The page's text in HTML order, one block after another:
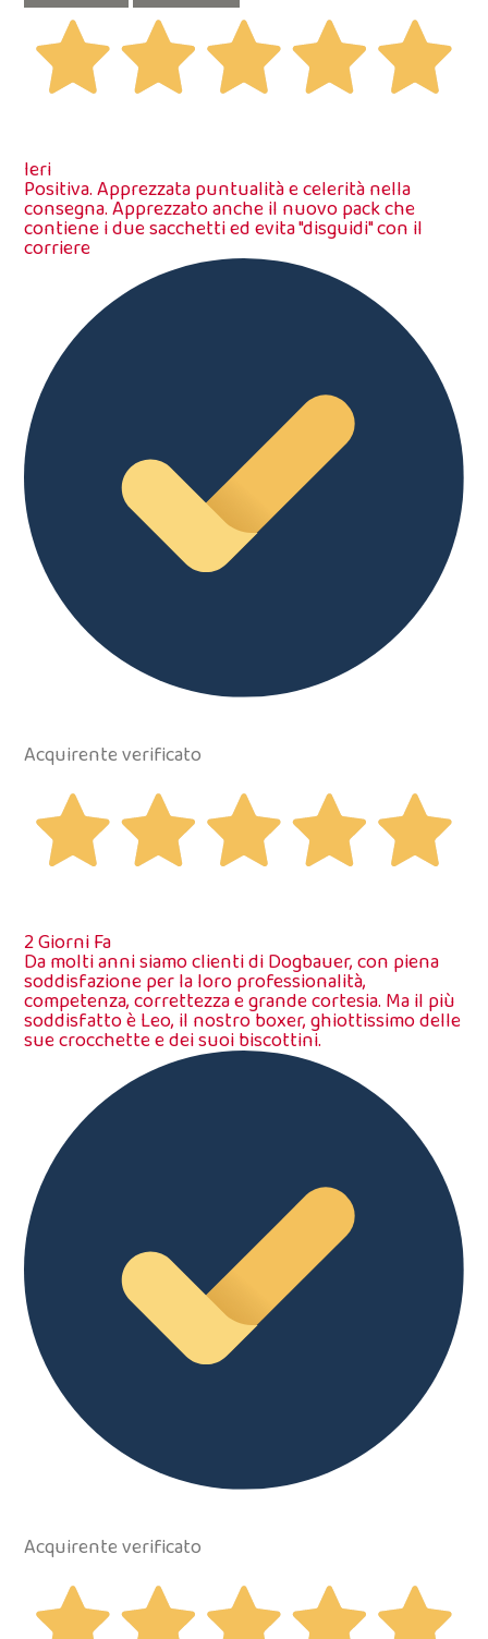
Ieri
Positiva. Apprezzata puntualità e celerità nella
consegna. Apprezzato anche il nuovo pack che
contiene i due sacchetti ed evita "disguidi" con il
corriere
Acquirente verificato
2 Giorni Fa
Da molti anni siamo clienti di Dogbauer, con piena
soddisfazione per la loro professionalità,
competenza, correttezza e grande cortesia. Ma il più
soddisfatto è Leo, il nostro boxer, ghiottissimo delle
sue crocchette e dei suoi biscottini.
Acquirente verificato